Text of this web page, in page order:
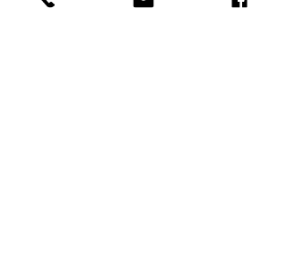
Adress